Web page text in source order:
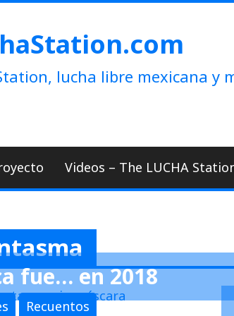
lucha libre mexicana y
Videos – The LUCHA
Recuentos
fue… en 2018